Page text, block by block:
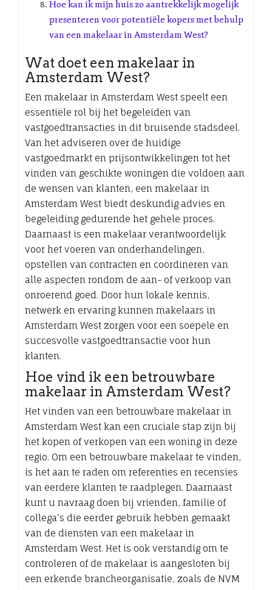
Hoe kan ik mijn huis zo aantrekkelijk mogelijk
presenteren voor potentiële kopers met behulp
van een makelaar in Amsterdam West?
Wat doet een makelaar in
Amsterdam West?
Een makelaar in Amsterdam West speelt een
essentiële rol bij het begeleiden van
vastgoedtransacties in dit bruisende stadsdeel.
Van het adviseren over de huidige
vastgoedmarkt en prijsontwikkelingen tot het
vinden van geschikte woningen die voldoen aan
de wensen van klanten, een makelaar in
Amsterdam West biedt deskundig advies en
begeleiding gedurende het gehele proces.
Daarnaast is een makelaar verantwoordelijk
voor het voeren van onderhandelingen,
opstellen van contracten en coördineren van
alle aspecten rondom de aan- of verkoop van
onroerend goed. Door hun lokale kennis,
netwerk en ervaring kunnen makelaars in
Amsterdam West zorgen voor een soepele en
succesvolle vastgoedtransactie voor hun
klanten.
Hoe vind ik een betrouwbare
makelaar in Amsterdam West?
Het vinden van een betrouwbare makelaar in
Amsterdam West kan een cruciale stap zijn bij
het kopen of verkopen van een woning in deze
regio. Om een betrouwbare makelaar te vinden,
is het aan te raden om referenties en recensies
van eerdere klanten te raadplegen. Daarnaast
kunt u navraag doen bij vrienden, familie of
collega’s die eerder gebruik hebben gemaakt
van de diensten van een makelaar in
Amsterdam West. Het is ook verstandig om te
controleren of de makelaar is aangesloten bij
een erkende brancheorganisatie, zoals de NVM